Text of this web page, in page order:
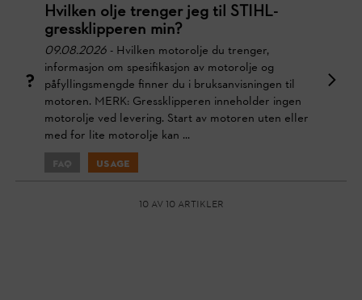
Hvilken olje trenger jeg til STIHL-
gressklipperen min?
09.08.2026 - Hvilken motorolje du trenger,
informasjon om spesifikasjon av motorolje og
påfyllingsmengde finner du i bruksanvisningen til
motoren. MERK: Gressklipperen inneholder ingen
motorolje ved levering. Start av motoren uten eller
med for lite motorolje kan ...
FAQ Usage
10 av 10 artikler